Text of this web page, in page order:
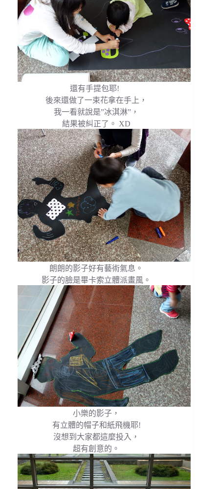
還有手提包耶!
後來還做了一束花拿在手上，
我一看就說是”冰淇淋”，
結果被糾正了。 XD
朗朗的影子好有藝術氣息。
影子的臉是畢卡索立體派畫風。
小樂的影子，
有立體的帽子和紙飛機耶!
沒想到大家都這麼投入，
超有創意的。